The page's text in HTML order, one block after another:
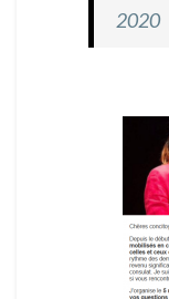
2020